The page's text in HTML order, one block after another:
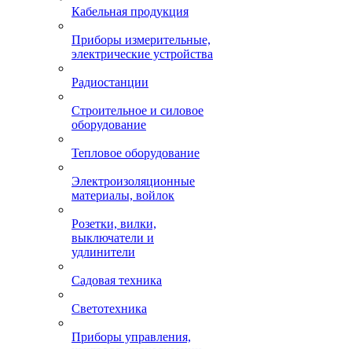
Кабельная продукция
Приборы измерительные,
электрические устройства
Радиостанции
Строительное и силовое
оборудование
Тепловое оборудование
Электроизоляционные
материалы, войлок
Розетки, вилки,
выключатели и
удлинители
Садовая техника
Светотехника
Приборы управления,